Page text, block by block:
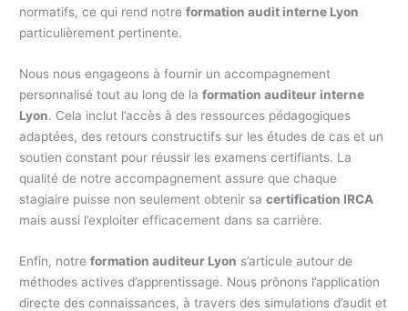
normatifs, ce qui rend notreformation audit interne Lyon
particulièrement pertinente.
Nous nous engageons à fournir un accompagnement
personnalisé tout au long de laformation auditeur interne
Lyon. Cela inclut l’accès à des ressources pédagogiques
adaptées, des retours constructifs sur les études de cas et un
soutien constant pour réussir les examens certifiants. La
qualité de notre accompagnement assure que chaque
stagiaire puisse non seulement obtenir sacertification IRCA
mais aussi l’exploiter efficacement dans sa carrière.
Enfin, notreformation auditeur Lyon s’articule autour de
méthodes actives d’apprentissage. Nous prônons l’application
directe des connaissances, à travers des simulations d’audit et